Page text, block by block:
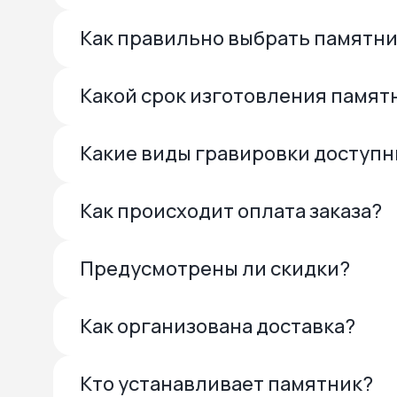
Как правильно выбрать
Какой срок изготовления
Какие виды гравировки
Как происходит оплата заказа?
Предусмотрены ли скидки?
Как организована доставка?
Кто устанавливает памятник?